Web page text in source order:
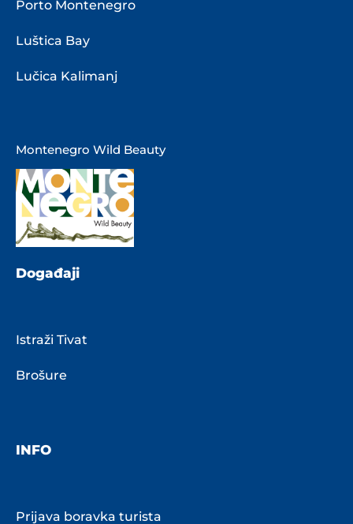
Porto Montenegro
Luštica Bay
Lučica Kalimanj
Montenegro Wild Beauty
Događaji
Istraži Tivat
Brošure
INFO
Prijava boravka turista